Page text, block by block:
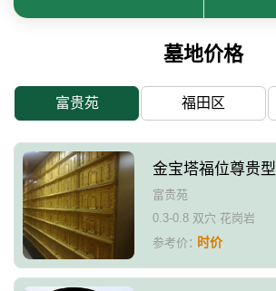
墓地价格
富贵苑 福田区
金宝塔福位尊贵型
富贵苑
0.3-0.8 双穴 花岗岩
参考价：时价